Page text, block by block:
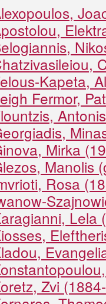
Kapeta,
Fermor,
Mirka
Manolis
Rosa
Lela
Zvi